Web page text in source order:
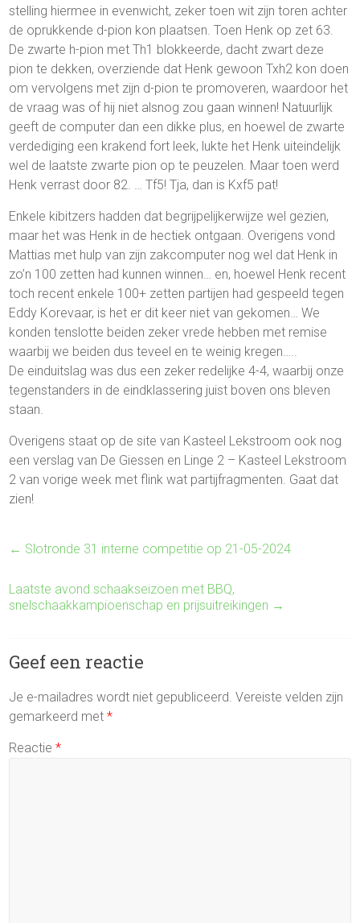
stelling hiermee in evenwicht, zeker toen wit zijn toren achter
de oprukkende d-pion kon plaatsen. Toen Henk op zet 63.
De zwarte h-pion met Th1 blokkeerde, dacht zwart deze
pion te dekken, overziende dat Henk gewoon Txh2 kon doen
om vervolgens met zijn d-pion te promoveren, waardoor het
de vraag was of hij niet alsnog zou gaan winnen! Natuurlijk
geeft de computer dan een dikke plus, en hoewel de zwarte
verdediging een krakend fort leek, lukte het Henk uiteindelijk
wel de laatste zwarte pion op te peuzelen. Maar toen werd
Henk verrast door 82. … Tf5! Tja, dan is Kxf5 pat!
Enkele kibitzers hadden dat begrijpelijkerwijze wel gezien,
maar het was Henk in de hectiek ontgaan. Overigens vond
Mattias met hulp van zijn zakcomputer nog wel dat Henk in
zo’n 100 zetten had kunnen winnen… en, hoewel Henk recent
toch recent enkele 100+ zetten partijen had gespeeld tegen
Eddy Korevaar, is het er dit keer niet van gekomen… We
konden tenslotte beiden zeker vrede hebben met remise
waarbij we beiden dus teveel en te weinig kregen…..
De einduitslag was dus een zeker redelijke 4-4, waarbij onze
tegenstanders in de eindklassering juist boven ons bleven
staan.
Overigens staat op de site van Kasteel Lekstroom ook nog
een verslag van De Giessen en Linge 2 – Kasteel Lekstroom
2 van vorige week met flink wat partijfragmenten. Gaat dat
zien!
← Slotronde 31 interne competitie op 21-05-2024
Laatste avond schaakseizoen met BBQ,
snelschaakkampioenschap en prijsuitreikingen →
Geef een reactie
Je e-mailadres wordt niet gepubliceerd. Vereiste velden zijn
gemarkeerd met*
Reactie*